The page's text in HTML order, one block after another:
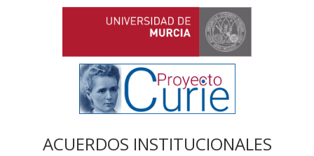
ACUERDOS INSTITUCIONALES